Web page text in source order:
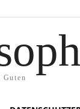
Guten